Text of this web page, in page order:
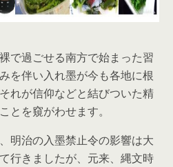
で過ごせる南方で始まった習
を伴い入れ墨が今も各地に根
れが信仰などと結びついた精
とを窺がわせます。
明治の入墨禁止令の影響は大
行きましたが、元来、縄文時